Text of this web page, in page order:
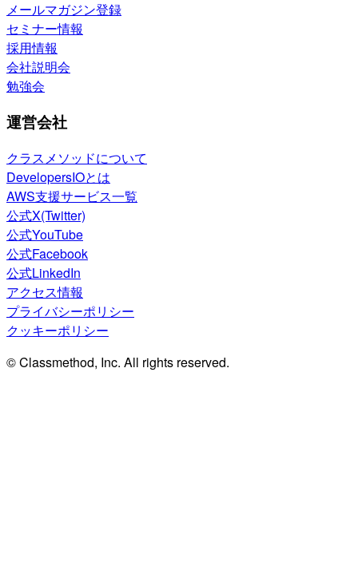
メールマガジン登録
セミナー情報
採用情報
会社説明会
勉強会
運営会社
クラスメソッドについて
DevelopersIOとは
AWS支援サービス一覧
公式X(Twitter)
公式YouTube
公式Facebook
公式LinkedIn
アクセス情報
プライバシーポリシー
クッキーポリシー
© Classmethod, Inc. All rights reserved.